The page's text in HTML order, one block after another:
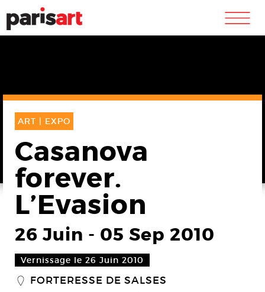
m
ART | EXPO
Casanova
forever.
L’Evasion
26 Juin - 05 Sep 2010
Vernissage le 26 Juin 2010
_ FORTERESSE DE SALSES